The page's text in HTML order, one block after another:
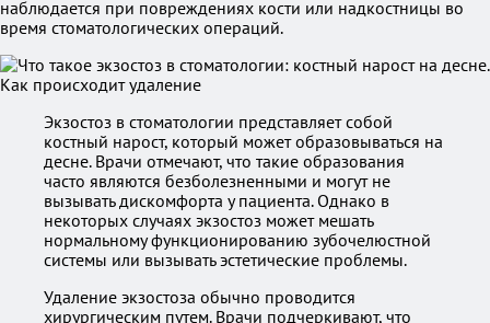
наблюдается при повреждениях кости или надкостницы во
время стоматологических операций.
Экзостоз в стоматологии представляет собой
костный нарост, который может образовываться на
десне. Врачи отмечают, что такие образования
часто являются безболезненными и могут не
вызывать дискомфорта у пациента. Однако в
некоторых случаях экзостоз может мешать
нормальному функционированию зубочелюстной
системы или вызывать эстетические проблемы.
Удаление экзостоза обычно проводится
хирургическим путем. Врачи подчеркивают, что